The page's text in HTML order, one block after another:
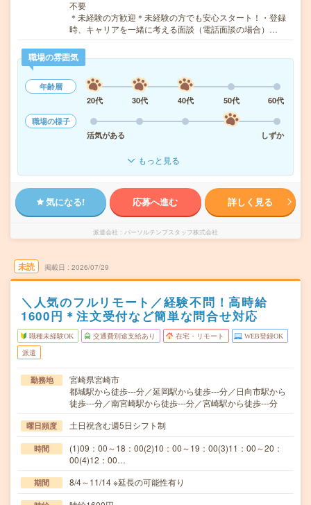
不要
＊未経験の方歓迎＊未経験の方でも安心スタート！・登録
時、キャリアを一緒に考える面談（電話面談の場合）…
職場の雰囲気
年齢層
20代
30代 40代 50代
60代
職場の様子
活気がある
しずか
もっと見る
気になる! 応募へ進む 詳しく見る
派遣会社 パーソルテンプスタッフ株式会社
未読 掲載日 2026/07/29
＼人気のフルリモート／経験不問！高時給
1600円＊注文受付など簡単な問合せ対応
職種未経験OK 交通費別途支給あり 在宅・リモート WEB登録OK
派遣
勤務地
宮崎県宮崎市
都城駅から徒歩---分／延岡駅から徒歩---分／日向市駅から
徒歩---分／南宮崎駅から徒歩---分／宮崎駅から徒歩---分
曜日頻度 土日祝含む週5日シフト制
時間
(1)09：00～18：00(2)10：00～19：00(3)11：00～20：
00(4)12：00…
期間 8/4～11/14 ※延長の可能性有り